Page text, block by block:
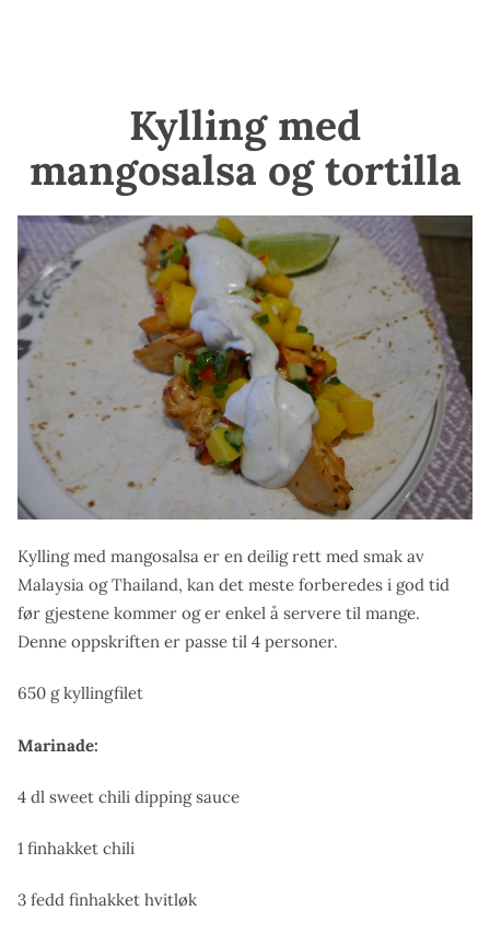
Kylling med
mangosalsa og tortilla
Kylling med mangosalsa er en deilig rett med smak av
Malaysia og Thailand, kan det meste forberedes i god tid
før gjestene kommer og er enkel å servere til mange.
Denne oppskriften er passe til 4 personer.
650 g kyllingfilet
Marinade:
4 dl sweet chili dipping sauce
1 finhakket chili
3 fedd finhakket hvitløk